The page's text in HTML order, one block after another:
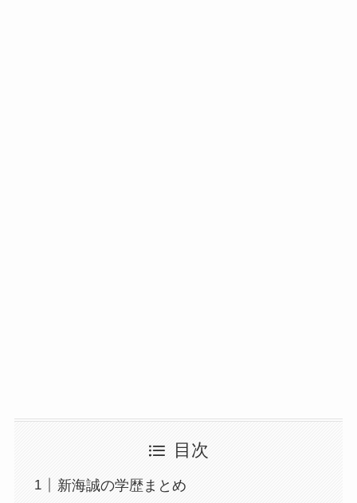
目次
新海誠の学歴まとめ